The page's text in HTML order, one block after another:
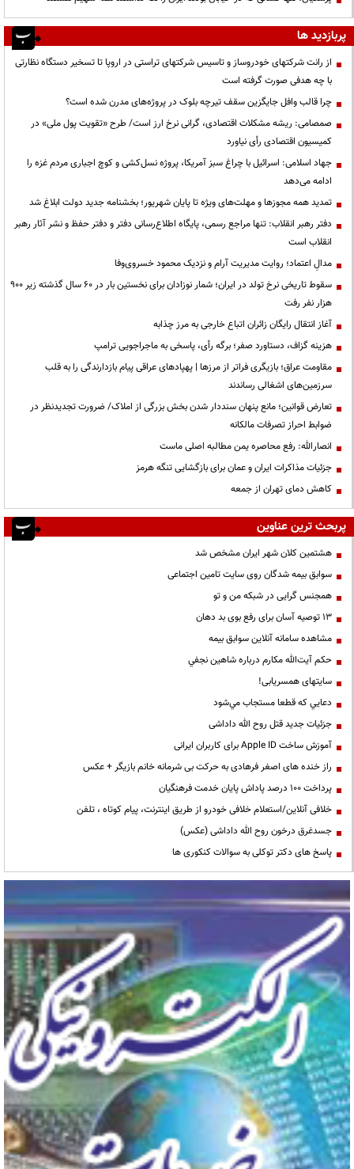
پربازدید ها
از رانت‌ شرکتهای خودروساز و تاسیس شرکتهای تراستی در اروپا تا تسخیر دستگاه نظارتی
با چه هدفی صورت گرفته است
چرا قالب وافل جایگزین سقف تیرچه بلوک در پروژه‌های مدرن شده است؟
صمصامی: ریشه مشکلات اقتصادی، گرانی نرخ ارز است/ طرح «تقویت پول ملی» در
کمیسیون اقتصادی رأی نیاورد
جهاد اسلامی: اسرائیل با چراغ سبز آمریکا، پروژه نسل‌کشی و کوچ اجباری مردم غزه را
ادامه می‌دهد
تمدید همه مجوزها و مهلت‌های ویژه تا پایان شهریور؛ بخشنامه جدید دولت ابلاغ شد
دفتر رهبر انقلاب: تنها مراجع رسمی، پایگاه اطلاع‌رسانی دفتر و دفتر حفظ و نشر آثار رهبر
انقلاب است
مدالِ اعتماد؛ روایت مدیریت آرام و نزدیک محمود خسروی‌وفا
سقوط تاریخی نرخ تولد در ایران؛ شمار نوزادان برای نخستین بار در ۶۰ سال گذشته زیر ۹۰۰
هزار نفر رفت
آغاز انتقال رایگان زائران اتباع خارجی به مرز چذابه
هزینه گزاف، دستاورد صفر؛ برگه رأی، پاسخی به ماجراجویی ترامپ
مقاومت عراق؛ بازیگری فراتر از مرزها | پهپادهای عراقی پیام بازدارندگی را به قلب
سرزمین‌های اشغالی رساندند
تعارض قوانین؛ مانع پنهان سنددار شدن بخش بزرگی از املاک/ ضرورت تجدیدنظر در
ضوابط احراز تصرفات مالکانه
انصارالله: رفع محاصره یمن مطالبه اصلی ماست
جزئیات مذاکرات ایران و عمان برای بازگشایی تنگه هرمز
کاهش دمای تهران از جمعه
پربحث ترین عناوین
هشتمین کلان شهر ایران مشخص شد
سوابق بیمه شدگان روی سایت تامین اجتماعی
همجنس گرایی در شبکه من و تو
13 توصیه آسان برای رفع بوی بد دهان
مشاهده سامانه آنلاين سوابق بیمه
حكم آيت‌الله مكارم درباره شاهين نجفي
سایتهای همسریابی!
دعايي كه قطعا مستجاب مي‌شود
جزئیات جدید قتل روح الله داداشی
آموزش ساخت Apple ID برای کاربران ایرانی
راز خنده های اصغر فرهادی به حرکت بی شرمانه خانم بازیگر + عکس
پرداخت ۱۰۰ درصد پاداش پایان خدمت فرهنگیان
خلافی آنلاین/استعلام خلافی خودرو از طریق اینترنت، پیام کوتاه ، تلفن
جسدغرق درخون روح الله داداشی (عکس)
پاسخ های دکتر توکلی به سوالات کنکوری ها